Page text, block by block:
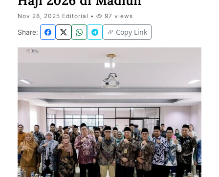
Nov 28, 2025 Editorial • 97 views
Share: Copy Link